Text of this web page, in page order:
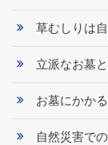
草むしりは
立派なお墓
お墓にかか
自然災害で